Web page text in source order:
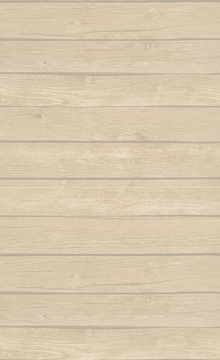
Hoje tem capoeira aiá
Autor : Instrutor Saracuru (Capoeira Brasil)
La na Bahia côco de dendê
Lembra de Bimba
Autor : Graduado Voador (Capoeira Nago)